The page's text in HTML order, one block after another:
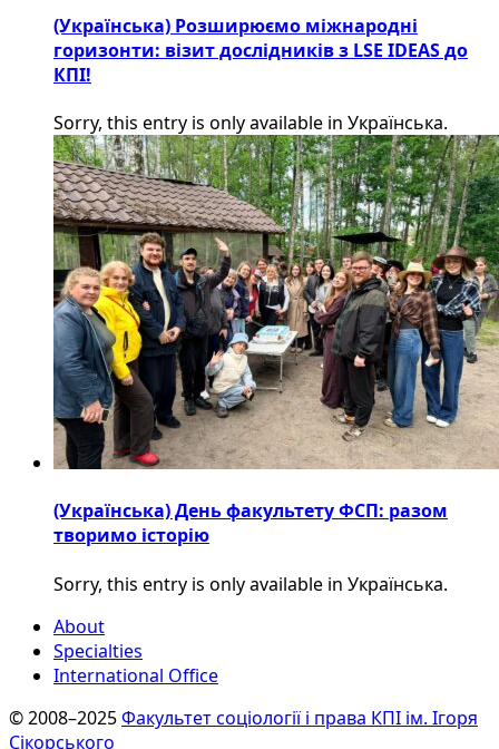
(Українська) Розширюємо міжнародні
горизонти: візит дослідників з LSE IDEAS до
КПІ!
Sorry, this entry is only available in Українська.
(Українська) День факультету ФСП: разом
творимо історію
Sorry, this entry is only available in Українська.
About
Specialties
International Office
© 2008–2025Факультет соціології і права КПІ ім. Ігоря
Сікорського